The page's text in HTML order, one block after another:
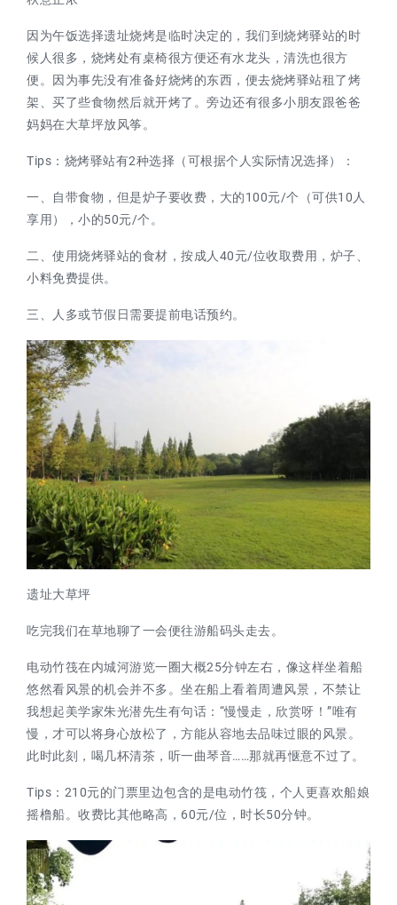
因为午饭选择遗址烧烤是临时决定的，我们到烧烤驿站的时
候人很多，烧烤处有桌椅很方便还有水龙头，清洗也很方
便。因为事先没有准备好烧烤的东西，便去烧烤驿站租了烤
架、买了些食物然后就开烤了。旁边还有很多小朋友跟爸爸
妈妈在大草坪放风筝。
Tips：烧烤驿站有2种选择（可根据个人实际情况选择）：
一、自带食物，但是炉子要收费，大的100元/个（可供10人
享用），小的50元/个。
二、使用烧烤驿站的食材，按成人40元/位收取费用，炉子、
小料免费提供。
三、人多或节假日需要提前电话预约。
遗址大草坪
吃完我们在草地聊了一会便往游船码头走去。
电动竹筏在内城河游览一圈大概25分钟左右，像这样坐着船
悠然看风景的机会并不多。坐在船上看着周遭风景，不禁让
我想起美学家朱光潜先生有句话：“慢慢走，欣赏呀！”唯有
慢，才可以将身心放松了，方能从容地去品味过眼的风景。
此时此刻，喝几杯清茶，听一曲琴音……那就再惬意不过了。
Tips：210元的门票里边包含的是电动竹筏，个人更喜欢船娘
摇橹船。收费比其他略高，60元/位，时长50分钟。